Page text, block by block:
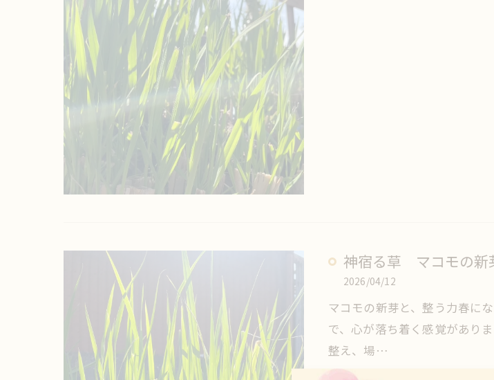
神宿る草 マコモの新
2026/04/12
マコモの新芽と、整う力春に
で、心が落ち着く感覚があり
整え、場…